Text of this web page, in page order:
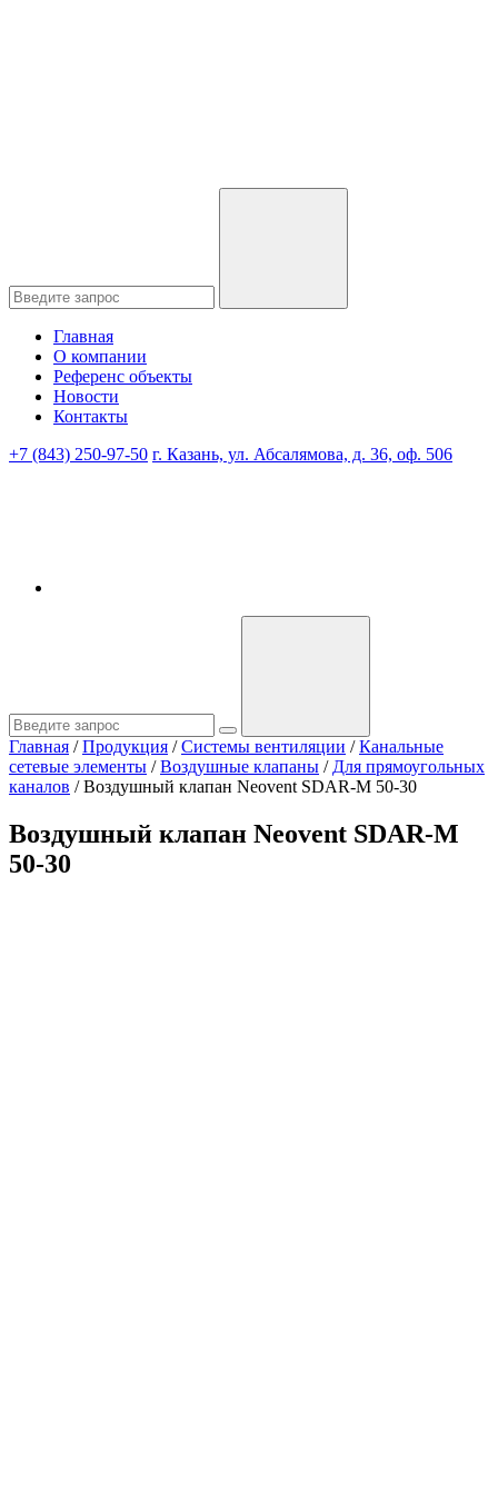
Главная
О компании
Референс объекты
Новости
Контакты
+7 (843) 250-97-50 г. Казань, ул. Абсалямова, д. 36, оф. 506
Главная / Продукция / Системы вентиляции / Канальные
сетевые элементы / Воздушные клапаны / Для прямоугольных
каналов /Воздушный клапан Neovent SDAR-M 50-30
Воздушный клапан Neovent SDAR-M
50-30